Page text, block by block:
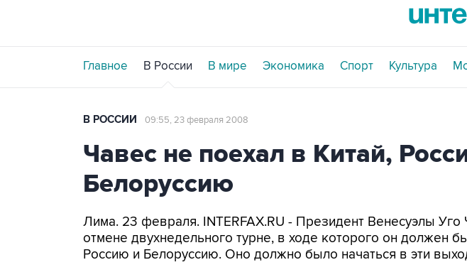
Главное В России В мире Экономика Спорт Культура
В РОССИИ 09:55, 23 февраля 2008
Чавес не поехал в Китай,
Белоруссию
Лима. 23 февраля. INTERFAX.RU - Президент Венесуэлы
отмене двухнедельного турне, в ходе которого он должен
Россию и Белоруссию. Оно должно было начаться в эти